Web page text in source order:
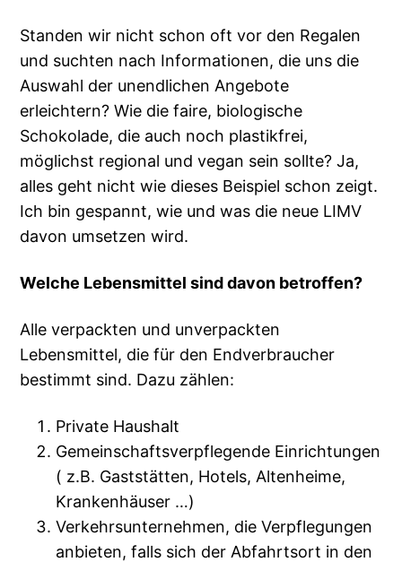
Standen wir nicht schon oft vor den Regalen
und suchten nach Informationen, die uns die
Auswahl der unendlichen Angebote
erleichtern? Wie die faire, biologische
Schokolade, die auch noch plastikfrei,
möglichst regional und vegan sein sollte? Ja,
alles geht nicht wie dieses Beispiel schon zeigt.
Ich bin gespannt, wie und was die neue LIMV
davon umsetzen wird.
Welche Lebensmittel sind davon betroffen?
Alle verpackten und unverpackten
Lebensmittel, die für den Endverbraucher
bestimmt sind. Dazu zählen:
Private Haushalt
Gemeinschaftsverpflegende Einrichtungen
( z.B. Gaststätten, Hotels, Altenheime,
Krankenhäuser …)
Verkehrsunternehmen, die Verpflegungen
anbieten, falls sich der Abfahrtsort in den